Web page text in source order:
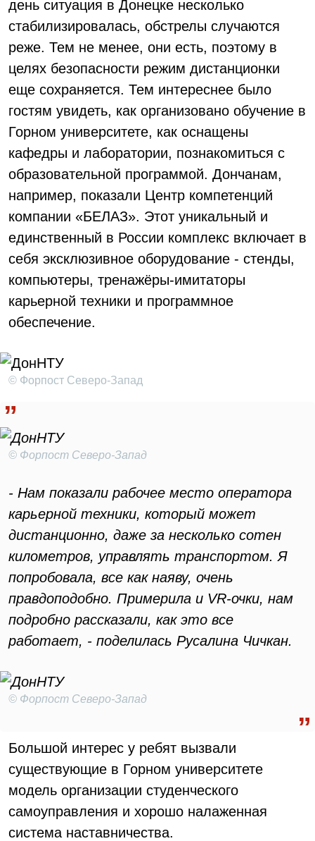
день ситуация в Донецке несколько
стабилизировалась, обстрелы случаются
реже. Тем не менее, они есть, поэтому в
целях безопасности режим дистанционки
еще сохраняется. Тем интереснее было
гостям увидеть, как организовано обучение в
Горном университете, как оснащены
кафедры и лаборатории, познакомиться с
образовательной программой. Дончанам,
например, показали Центр компетенций
компании «БЕЛАЗ». Этот уникальный и
единственный в России комплекс включает в
себя эксклюзивное оборудование - стенды,
компьютеры, тренажёры-имитаторы
карьерной техники и программное
обеспечение.
© Форпост Северо-Запад
© Форпост Северо-Запад
- Нам показали рабочее место оператора
карьерной техники, который может
дистанционно, даже за несколько сотен
километров, управлять транспортом. Я
попробовала, все как наяву, очень
правдоподобно. Примерила и VR-очки, нам
подробно рассказали, как это все
работает, - поделилась Русалина Чичкан.
© Форпост Северо-Запад
Большой интерес у ребят вызвали
существующие в Горном университете
модель организации студенческого
самоуправления и хорошо налаженная
система наставничества.